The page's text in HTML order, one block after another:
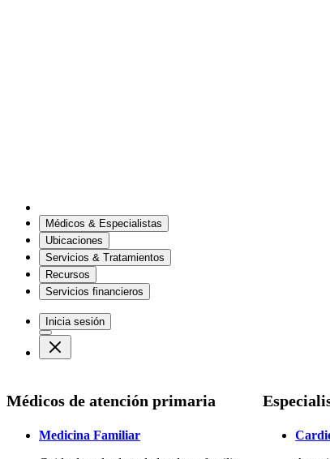
Médicos & Especialistas
Ubicaciones
Servicios & Tratamientos
Recursos
Servicios financieros
Inicia sesión
Médicos de atención primaria
Medicina Familiar